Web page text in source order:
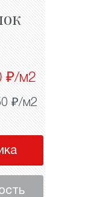
₽/м2
₽/м2